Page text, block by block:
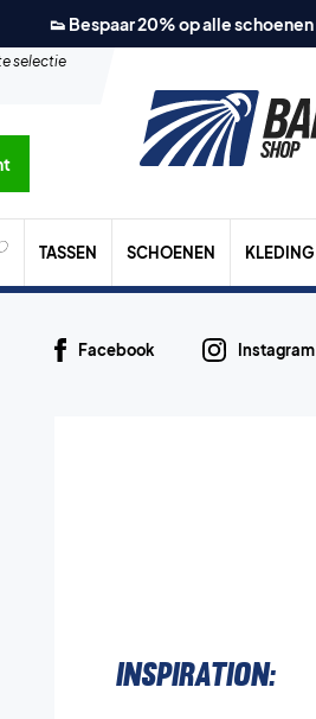
👟 Bespaar 20% op alle schoenen
selectie
TASSEN SCHOENEN KLEDING
Facebook Instagram
Inspiration: